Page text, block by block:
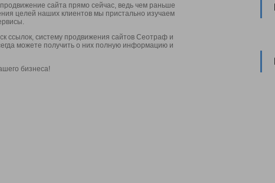
сайта прямо сейчас, ведь чем раньше
целей наших клиентов мы пристально изучаем
ссылок, систему продвижения сайтов Сеотраф и
можете получить о них полную информацию и
бизнеса!